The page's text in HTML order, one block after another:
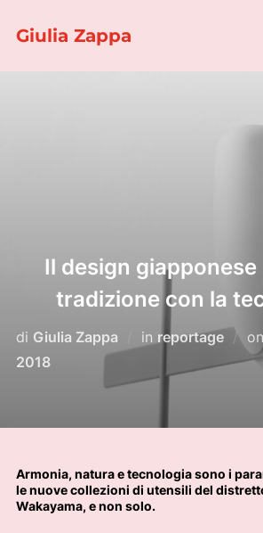
Giulia Zappa
Il design
tradizione con la
di Giulia Zappa in reportage
2018
Armonia, natura e tecnologia sono i
le nuove collezioni di utensili del
Wakayama, e non solo.